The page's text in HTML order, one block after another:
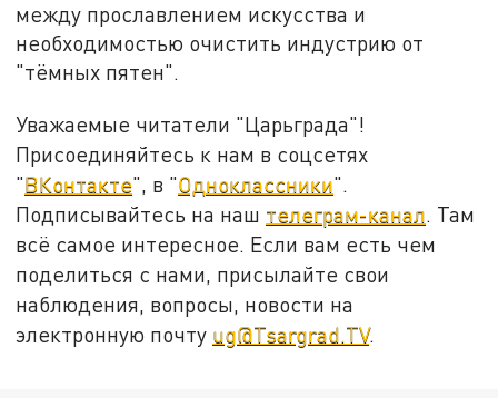
между прославлением искусства и
необходимостью очистить индустрию от
"тёмных пятен".
Уважаемые читатели "Царьграда"!
Присоединяйтесь к нам в соцсетях
"ВКонтакте", в "Одноклассники".
Подписывайтесь на наш телеграм-канал. Там
всё самое интересное. Если вам есть чем
поделиться с нами, присылайте свои
наблюдения, вопросы, новости на
электронную почту ug@Tsargrad.TV.